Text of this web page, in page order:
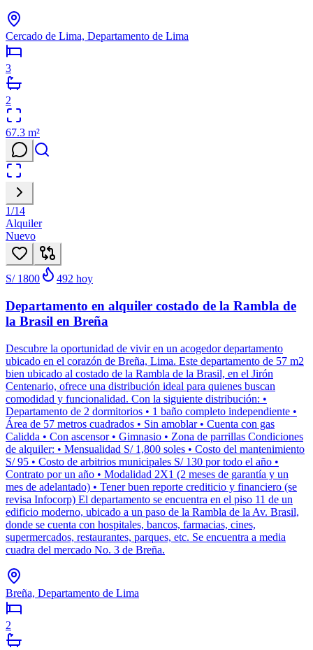
Cercado de Lima, Departamento de Lima
3
2
67.3 m²
1/14
Alquiler
Nuevo
S/ 1800 492 hoy
Departamento en alquiler costado de la Rambla de
la Brasil en Breña
Descubre la oportunidad de vivir en un acogedor departamento
ubicado en el corazón de Breña, Lima. Este departamento de 57 m2
bien ubicado al costado de la Rambla de la Brasil, en el Jirón
Centenario, ofrece una distribución ideal para quienes buscan
comodidad y funcionalidad. Con la siguiente distribución: •
Departamento de 2 dormitorios • 1 baño completo independiente •
Área de 57 metros cuadrados • Sin amoblar • Cuenta con gas
Calidda • Con ascensor • Gimnasio • Zona de parrillas Condiciones
de alquiler: • Mensualidad S/ 1,800 soles • Costo del mantenimiento
S/ 95 • Costo de arbitrios municipales S/ 130 por todo el año •
Contrato por un año • Modalidad 2X1 (2 meses de garantía y un
mes de adelantado) • Tener buen reporte crediticio y financiero (se
revisa Infocorp) El departamento se encuentra en el piso 11 de un
edificio moderno, ubicado a un paso de la Rambla de la Av. Brasil,
donde se cuenta con hospitales, bancos, farmacias, cines,
supermercados, restaurantes, parques, etc. Se encuentra a media
cuadra del mercado No. 3 de Breña.
Breña, Departamento de Lima
2